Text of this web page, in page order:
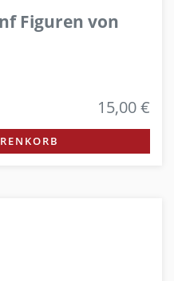
Figuren von
15,00 €